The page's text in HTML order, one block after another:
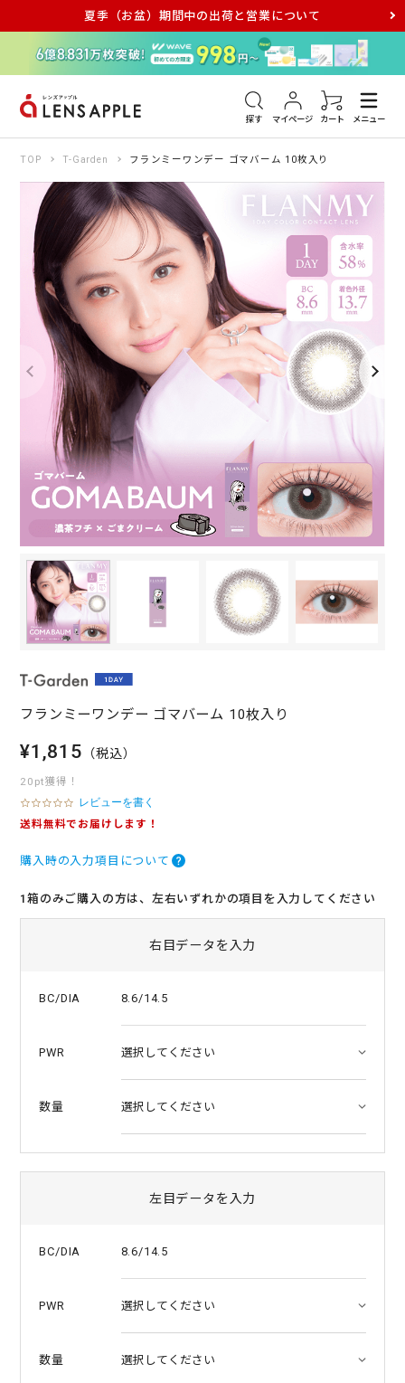
夏季（お盆）期間中の出荷と営業について
探す マイページ カート メニュー
アキュビュー メダリスト メガネ
TOP T-Garden フランミーワンデー ゴマバーム 10枚入り
フランミーワンデー ゴマバーム 10枚入り
¥1,815 （税込）
20pt獲得！
0
.
t
r
レビューを書く
送料無料でお届けします！
購入時の入力項目について
1箱のみご購入の方は、左右いずれかの項目を入力してください
右目データを入力
BC/DIA 8.6/14.5
PWR
数量
左目データを入力
BC/DIA 8.6/14.5
PWR
数量